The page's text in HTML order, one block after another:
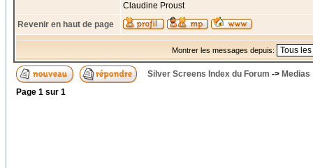
Claudine Proust
Revenir en haut de page
Montrer les messages depuis:
Silver Screens Index du Forum -> Medias
Page 1 sur 1